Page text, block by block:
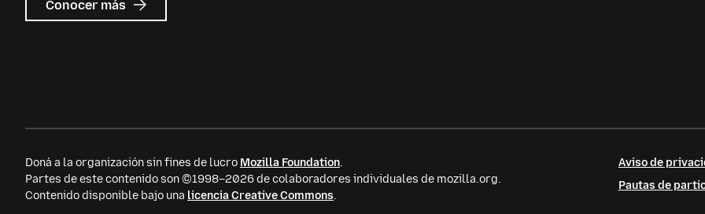
Conocer más sobre
Mozilla
Doná a la organización sin fines de lucro Mozilla Foundation.
Partes de este contenido son ©1998–2026 de colaboradores individuales de mozilla.org.
Contenido disponible bajo una licencia Creative Commons.
Aviso de
Pautas de